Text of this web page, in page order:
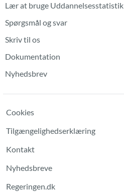
Lær at bruge Uddannelsesstatistik
Spørgsmål og svar
Skriv til os
Dokumentation
Nyhedsbrev
Cookies
Tilgængelighedserklæring
Kontakt
Nyhedsbreve
Regeringen.dk